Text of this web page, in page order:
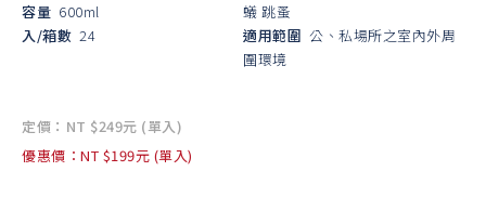
容量 600ml
入/箱數 24
蟻 跳蚤
適用範圍 公、私場所之室內外周
圍環境
定價：NT $249元 (單入)
優惠價：NT $199元 (單入)